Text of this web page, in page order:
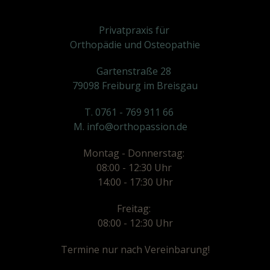
Privatpraxis für
Orthopädie und Osteopathie
Gartenstraße 28
79098 Freiburg im Breisgau
T. 0761 - 769 911 66
M. info@orthopassion.de
Montag - Donnerstag:
08:00 - 12:30 Uhr
14:00 - 17:30 Uhr
Freitag:
08:00 - 12:30 Uhr
Termine nur nach Vereinbarung!